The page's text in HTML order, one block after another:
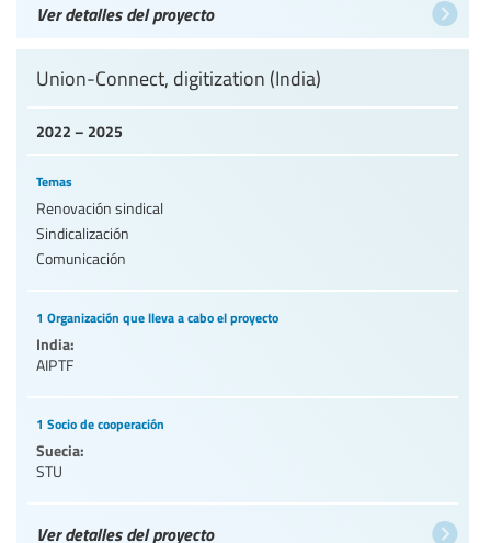
Ver detalles del proyecto
2022 – 2025
Union-Connect, digitization (India)
Temas
Renovación sindical
Sindicalización
Comunicación
1 Organización que lleva a cabo el proyecto
India:
AIPTF
1 Socio de cooperación
Suecia:
STU
Ver detalles del proyecto